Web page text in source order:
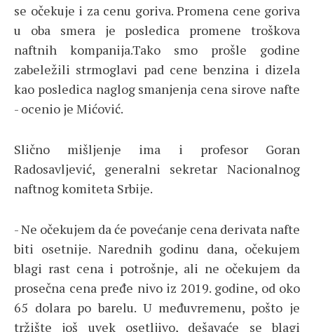
se očekuje i za cenu goriva. Promena cene goriva
u oba smera je posledica promene troškova
naftnih kompanija.Tako smo prošle godine
zabeležili strmoglavi pad cene benzina i dizela
kao posledica naglog smanjenja cena sirove nafte
- ocenio je Mićović.
Slično mišljenje ima i profesor Goran
Radosavljević, generalni sekretar Nacionalnog
naftnog komiteta Srbije.
- Ne očekujem da će povećanje cena derivata nafte
biti osetnije. Narednih godinu dana, očekujem
blagi rast cena i potrošnje, ali ne očekujem da
prosečna cena pređe nivo iz 2019. godine, od oko
65 dolara po barelu. U međuvremenu, pošto je
tržište još uvek osetljivo, dešavaće se blagi